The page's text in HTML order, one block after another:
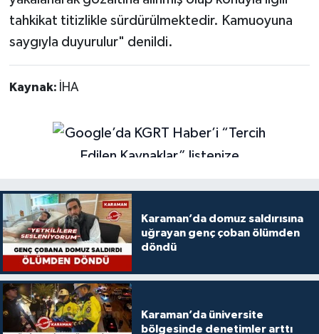
tahkikat titizlikle sürdürülmektedir. Kamuoyuna
saygıyla duyurulur" denildi.
Kaynak: İHA
Karaman’da domuz saldırısına
uğrayan genç çoban ölümden
döndü
Karaman’da üniversite
bölgesinde denetimler arttı